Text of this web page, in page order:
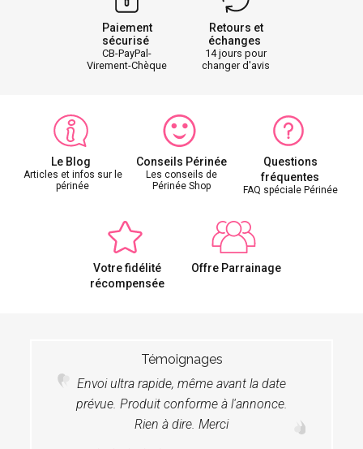
Paiement
sécurisé
CB-PayPal-
Virement-Chèque
Retours et
échanges
14 jours pour
changer d'avis
Le Blog
Articles et infos sur le
périnée
Conseils Périnée
Les conseils de
Périnée Shop
Questions
fréquentes
FAQ spéciale Périnée
Votre fidélité
récompensée
Offre Parrainage
Témoignages
Envoi ultra rapide, même avant la date
prévue. Produit conforme à l'annonce.
Rien à dire. Merci